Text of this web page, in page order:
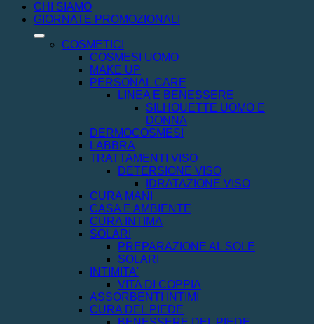
CHI SIAMO
GIORNATE PROMOZIONALI
COSMETICI
COSMESI UOMO
MAKE UP
PERSONAL CARE
LINEA E BENESSERE
SILHOUETTE UOMO E
DONNA
DERMOCOSMESI
LABBRA
TRATTAMENTI VISO
DETERSIONE VISO
IDRATAZIONE VISO
CURA MANI
CASA E AMBIENTE
CURA INTIMA
SOLARI
PREPARAZIONE AL SOLE
SOLARI
INTIMITA'
VITA DI COPPIA
ASSORBENTI INTIMI
CURA DEL PIEDE